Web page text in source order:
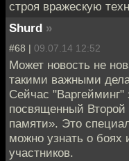
строя вражескую
Shurd »
#68 | 09.07.14 12:52
Может новость не
такими важными
Сейчас "Варгейминг"
посвященный
памяти». Это
можно узнать о боях
участников.